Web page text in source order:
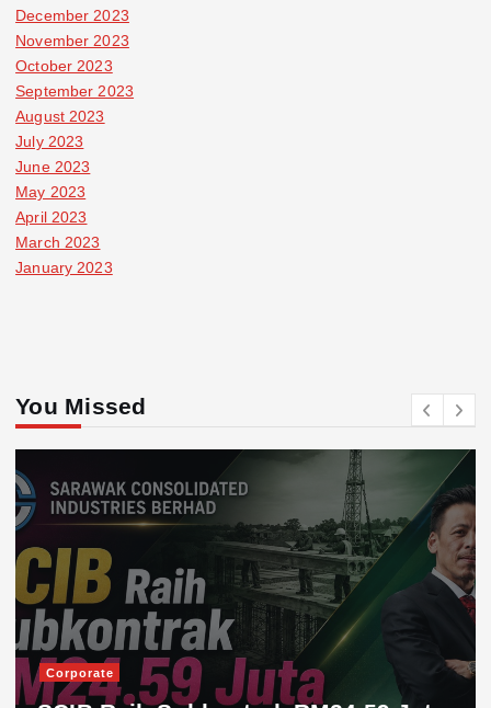
December 2023
November 2023
October 2023
September 2023
August 2023
July 2023
June 2023
May 2023
April 2023
March 2023
January 2023
You Missed
Corporate